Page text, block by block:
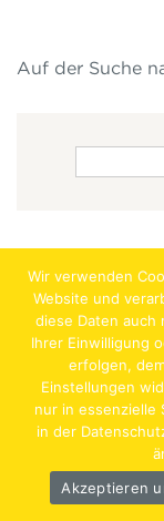
Auf der Suche
Jobs Lehrstellen
Hentschläger Bau
Wir verwenden
Website und
diese Daten auch
Ihrer Einwilligung
erfolgen,
Einstellungen
nur in essenzielle
in der
Akzeptieren